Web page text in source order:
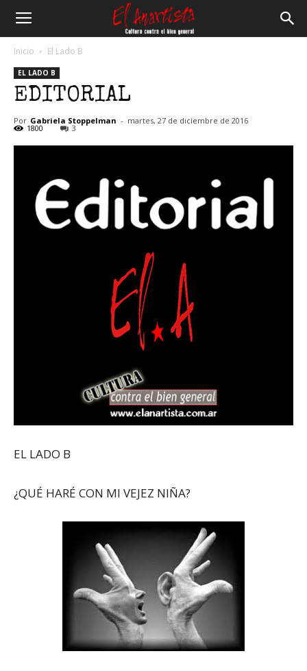
Anartista
Inicio El Lado B
EL LADO B
EDITORIAL
Por Gabriela Stoppelman - martes, 27 de diciembre de 2016
1800 3
EL LADO B
¿QUÉ HARÉ CON MI VEJEZ NIÑA?